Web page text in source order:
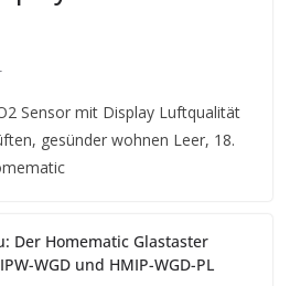
Sensor mit Display Luftqualität
gesünder wohnen Leer, 18.
Der Homematic Glastaster
WGD und HMIP-WGD-PL